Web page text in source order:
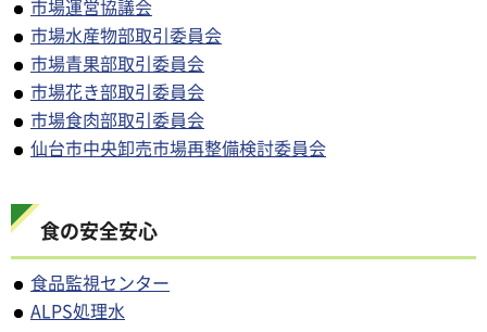
市場運営協議会
市場水産物部取引委員会
市場青果部取引委員会
市場花き部取引委員会
市場食肉部取引委員会
仙台市中央卸売市場再整備検討委員会
食の安全安心
食品監視センター
ALPS処理水